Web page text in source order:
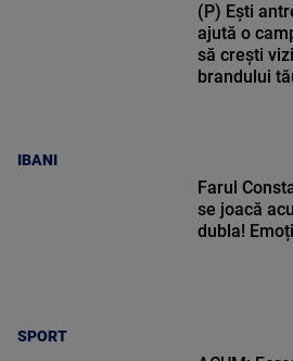
IBANI
(P) Ești
ajută o
să crești
brandului
SPORT
Farul
se joacă
dubla!